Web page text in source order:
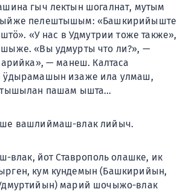
гыч лектын шогалнат, мутым
пелештышым: «Башкирийыште
«У нас в Удмутрии тоже также»,
«Вы удмурты что ли?», —
— манеш. Калтаса
ÿдырамашын изаже ила улмаш,
пашам ышта…
вашлиймаш-влак лийыч.
влак, йот Ставрополь олашке, ик
кум кундемын (Башкирийын,
марий шочыжо-влак